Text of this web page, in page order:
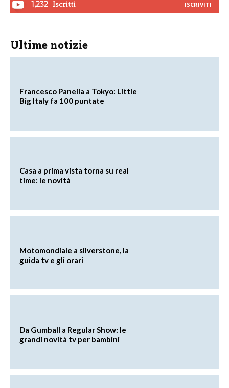
1,232 Iscritti ISCRIVITI
Ultime notizie
Francesco Panella a Tokyo: Little
Big Italy fa 100 puntate
Casa a prima vista torna su real
time: le novità
Motomondiale a silverstone, la
guida tv e gli orari
Da Gumball a Regular Show: le
grandi novità tv per bambini